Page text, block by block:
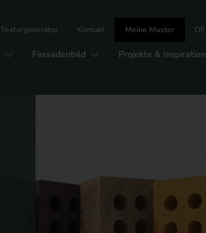
Texturgenerator Kontakt Meine Muster DE
Fassadenbild Projekte & Inspiration